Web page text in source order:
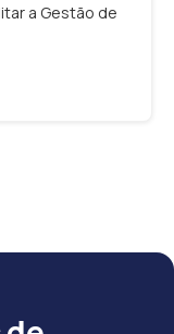
a Gestão de